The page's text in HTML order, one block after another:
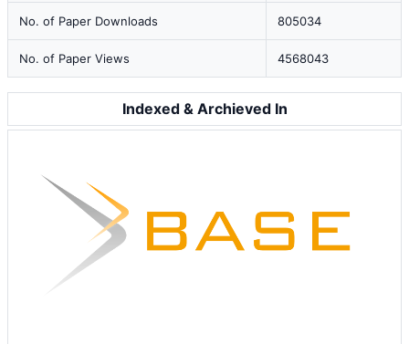
No. of Paper Downloads 805034
No. of Paper Views 4568043
Indexed & Archieved In